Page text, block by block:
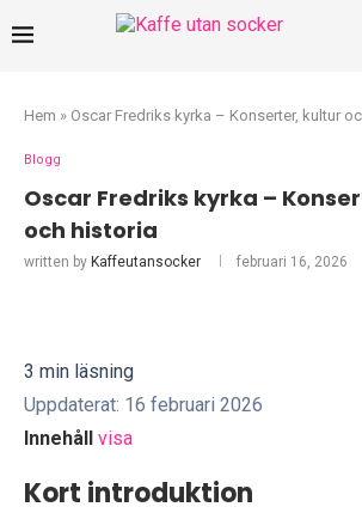
Hem » Oscar Fredriks kyrka – Konserter, kultur
Blogg
Oscar Fredriks kyrka –
och historia
written by Kaffeutansocker februari 16, 2026
3 min läsning
Uppdaterat: 16 februari 2026
Innehåll visa
Kort introduktion